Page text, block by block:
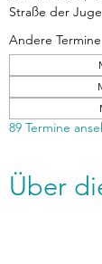
Straße der
Andere Termine
89 Termine
Über